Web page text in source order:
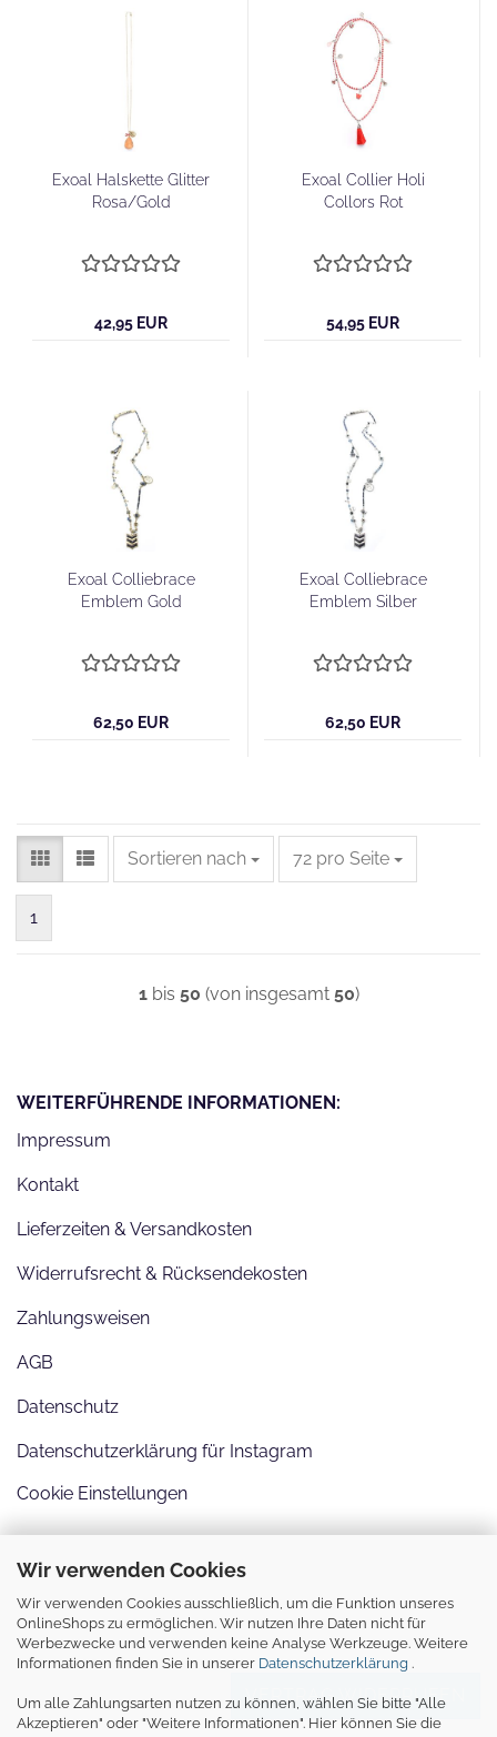
Wir verwenden Cookies
Wir verwenden Cookies ausschließlich, um die Funktion unseres
OnlineShops zu ermöglichen. Wir nutzen Ihre Daten nicht für
Werbezwecke und verwenden keine Analyse Werkzeuge. Weitere
Informationen finden Sie in unserer Datenschutzerklärung .
Um alle Zahlungsarten nutzen zu können, wählen Sie bitte "Alle
Akzeptieren" oder "Weitere Informationen". Hier können Sie die
Exoal Halskette Glitter
Rosa/Gold
42,95 EUR
Exoal Collier Holi
Collors Rot
54,95 EUR
Exoal Colliebrace
Emblem Gold
62,50 EUR
Exoal Colliebrace
Emblem Silber
62,50 EUR
Sortieren nach
Sortieren nach 72 pro Seite
pro Seite
1
1bis 50 (von insgesamt 50)
WEITERFÜHRENDE INFORMATIONEN:
Impressum
Kontakt
Lieferzeiten & Versandkosten
Widerrufsrecht & Rücksendekosten
Zahlungsweisen
AGB
Datenschutz
Datenschutzerklärung für Instagram
Cookie Einstellungen
VERTRAG WIDERRUFEN